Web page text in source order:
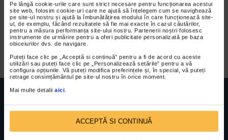
Pe lângă cookie-urile care sunt strict necesare pentru funcționarea acestui
site web, folosim cookie-uri care ne ajută să înțelegem cum se navighează
pe site-ul nostru și ajută la îmbunătățirea modului în care funcționează site-
ul, de exemplu, făcând rezultatele să fie mai exacte în cazul căutărilor,
pentru a măsura performanța site-ului nostru. Partenerii noștri folosesc
instrumente de urmărire pentru a oferi publicitate personalizată pe baza
obiceiurilor dvs. de navigare.
Puteți face clic pe „Acceptă si continuă” pentru a fi de acord cu aceste
utilizări sau puteți face clic pe „Personalizează setările” pentru a vă
configura opțiunile. Vă puteți modifica preferințele și, în special, vă puteți
retrage consimțământul pe site-ul nostru în orice moment.
Mai multe detalii aici
ACCEPTĂ SI CONTINUĂ
Expoziţia despre omul de
cultură Theodor Aman
FUNDATIA FILDAS ARTNr inreg registrul special: 4 PJ/ 29.01.2013